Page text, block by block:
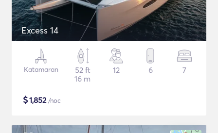
Excess 14
Katamaran
52 ft
16 m
12 6 7
$1,852/noc